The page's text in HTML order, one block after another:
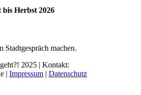
Herbst 2026
Stadtgespräch machen.
2025 | Kontakt:
| Impressum | Datenschutz